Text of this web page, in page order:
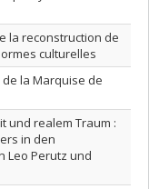
la reconstruction de
culturelles
la Marquise de
und realem Traum :
in den
Leo Perutz und